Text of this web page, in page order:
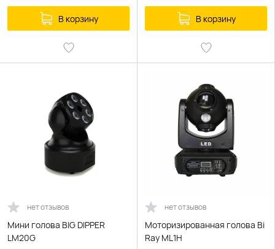
В корзину В корзину
нет отзывов
Мини голова BIG DIPPER
LM20G
нет отзывов
Моторизированная голова Bi
Ray ML1H